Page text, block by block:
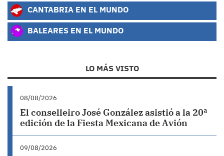
CANTABRIA EN EL MUNDO
BALEARES EN EL MUNDO
LO MÁS VISTO
08/08/2026
El conselleiro José González asistió a la 20ª
edición de la Fiesta Mexicana de Avión
09/08/2026